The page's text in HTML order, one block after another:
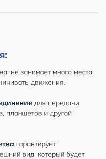
не занимает много места,
движения.
для передачи
планшетов и другой
гарантирует
вид, который будет